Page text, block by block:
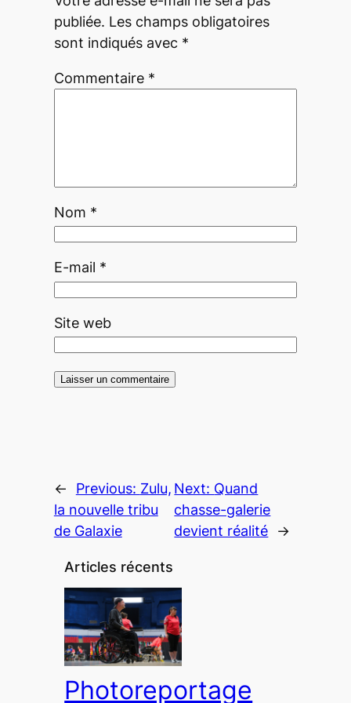
publiée. Les champs obligatoires
sont indiqués avec *
Commentaire *
Nom *
E-mail *
Site web
← Previous: Zulu,
la nouvelle tribu
de Galaxie
Next: Quand
chasse-galerie
devient réalité
→
Articles récents
Photoreportage